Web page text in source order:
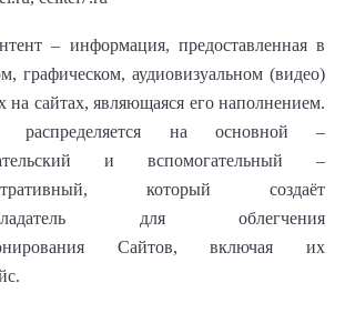
– информация, предоставленная в
графическом, аудиовизуальном (видео)
на сайтах, являющаяся его наполнением.
распределяется на основной –
и вспомогательный –
который создаёт
для облегчения
Сайтов, включая их